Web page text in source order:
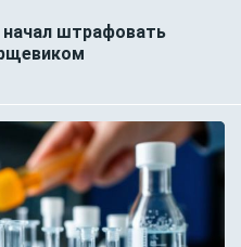
начал штрафовать